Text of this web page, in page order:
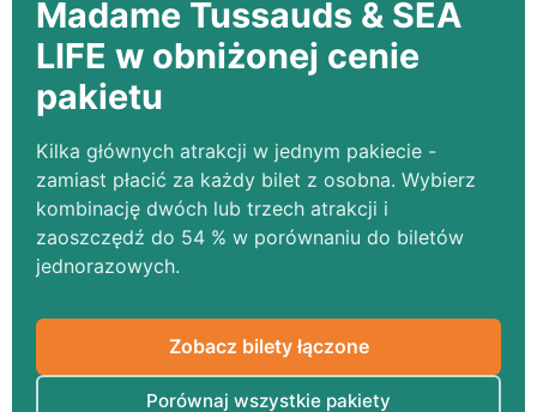
Madame Tussauds & SEA
LIFE w obniżonej cenie
pakietu
Kilka głównych atrakcji w jednym pakiecie -
zamiast płacić za każdy bilet z osobna. Wybierz
kombinację dwóch lub trzech atrakcji i
zaoszczędź do 54 % w porównaniu do biletów
jednorazowych.
Zobacz bilety łączone
Porównaj wszystkie pakiety